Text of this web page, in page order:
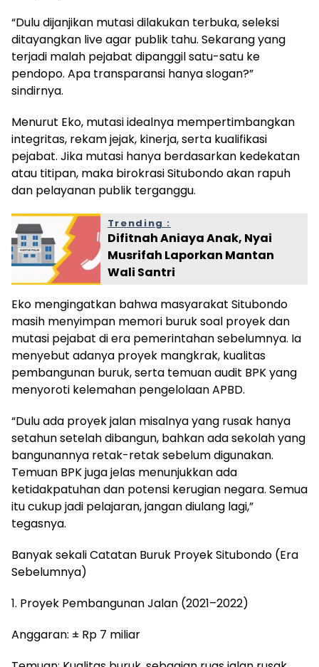
“Dulu dijanjikan mutasi dilakukan terbuka, seleksi
ditayangkan live agar publik tahu. Sekarang yang
terjadi malah pejabat dipanggil satu-satu ke
pendopo. Apa transparansi hanya slogan?”
sindirnya.
Menurut Eko, mutasi idealnya mempertimbangkan
integritas, rekam jejak, kinerja, serta kualifikasi
pejabat. Jika mutasi hanya berdasarkan kedekatan
atau titipan, maka birokrasi Situbondo akan rapuh
dan pelayanan publik terganggu.
Trending :
Difitnah Aniaya Anak, Nyai
Musrifah Laporkan Mantan
Wali Santri
Eko mengingatkan bahwa masyarakat Situbondo
masih menyimpan memori buruk soal proyek dan
mutasi pejabat di era pemerintahan sebelumnya. Ia
menyebut adanya proyek mangkrak, kualitas
pembangunan buruk, serta temuan audit BPK yang
menyoroti kelemahan pengelolaan APBD.
“Dulu ada proyek jalan misalnya yang rusak hanya
setahun setelah dibangun, bahkan ada sekolah yang
bangunannya retak-retak sebelum digunakan.
Temuan BPK juga jelas menunjukkan ada
ketidakpatuhan dan potensi kerugian negara. Semua
itu cukup jadi pelajaran, jangan diulang lagi,”
tegasnya.
Banyak sekali Catatan Buruk Proyek Situbondo (Era
Sebelumnya)
1. Proyek Pembangunan Jalan (2021–2022)
Anggaran: ± Rp 7 miliar